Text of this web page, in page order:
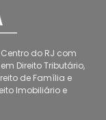
Centro do RJ com
Direito Tributário,
de Família e
Imobiliário e